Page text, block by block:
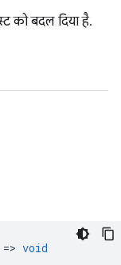
को बदल दिया है.
void